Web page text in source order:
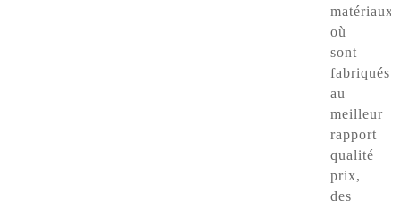
matériaux
où
sont
fabriqués
au
meilleur
rapport
qualité
prix,
des